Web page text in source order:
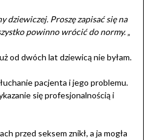
dziewiczej. Proszę zapisać się na
powinno wrócić do normy.„
od dwóch lat dziewicą nie byłam.
pacjenta i jego problemu.
się profesjonalnością i
przed seksem znikł, a ja mogła